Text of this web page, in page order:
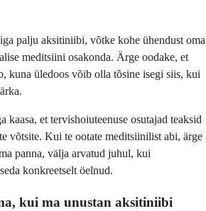
palju aksitiniibi, võtke kohe ühendust oma
meditsiini osakonda. Ärge oodake, et
kuna üledoos võib olla tõsine isegi siis, kui
kaasa, et tervishoiuteenuse osutajad teaksid
võtsite. Kui te ootate meditsiinilist abi, ärge
panna, välja arvatud juhul, kui
konkreetselt öelnud.
kui ma unustan aksitiniibi